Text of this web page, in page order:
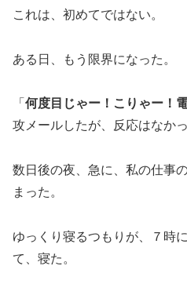
これは、初めてではない。
ある日、もう限界になった。
「 何度目じゃー！こりゃー！
攻メールしたが、反応はなかっ
数日後の夜、急に、私の仕事
まった。
ゆっくり寝るつもりが、７時
て、寝た。